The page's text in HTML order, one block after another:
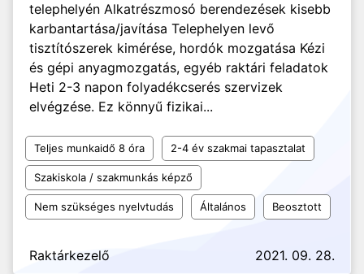
telephelyén Alkatrészmosó berendezések kisebb
karbantartása/javítása Telephelyen levő
tisztítószerek kimérése, hordók mozgatása Kézi
és gépi anyagmozgatás, egyéb raktári feladatok
Heti 2-3 napon folyadékcserés szervizek
elvégzése. Ez könnyű fizikai...
Teljes munkaidő 8 óra 2-4 év szakmai tapasztalat
Szakiskola / szakmunkás képző
Nem szükséges nyelvtudás Általános Beosztott
Raktárkezelő 2021. 09. 28.